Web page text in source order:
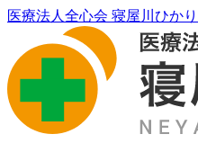
医療法人全心会 寝屋川ひか